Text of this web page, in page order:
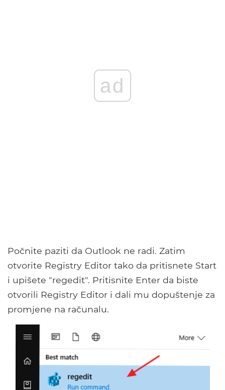
ad
Počnite paziti da Outlook ne radi. Zatim
otvorite Registry Editor tako da pritisnete Start
i upišete "regedit". Pritisnite Enter da biste
otvorili Registry Editor i dali mu dopuštenje za
promjene na računalu.